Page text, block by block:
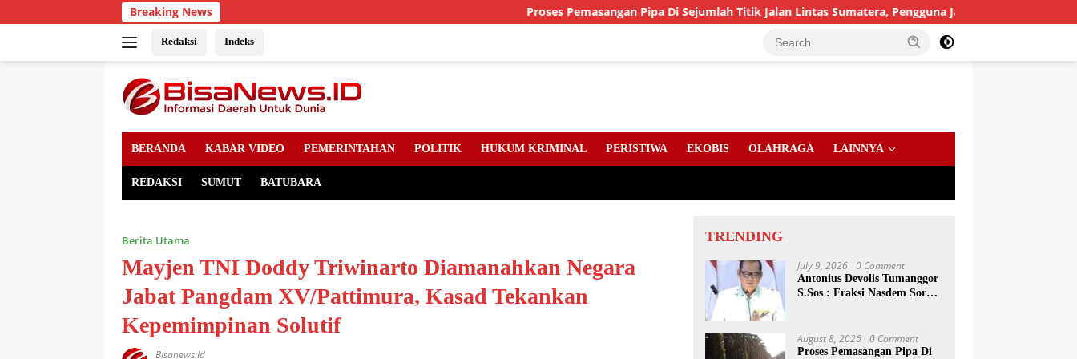
to
Breaking News Proses Pemasangan Pipa Di Sejumlah Titik Jalan Lintas Sumatera, Pengguna Jalan diimbau Untuk meningkatkan
Redaksi Indeks
BERANDA KABAR VIDEO PEMERINTAHAN POLITIK HUKUM KRIMINAL PERISTIWA EKOBIS OLAHRAGA LAINNYA
REDAKSI SUMUT BATUBARA
Berita Utama
Mayjen TNI Doddy Triwinarto Diamanahkan Negara
Jabat Pangdam XV/Pattimura, Kasad Tekankan
Kepemimpinan Solutif
Bisanews.id
TRENDING
July 9, 2026 0 Comment
Antonius Devolis Tumanggor
S.Sos : Fraksi Nasdem Soroti
August 8, 2026 0 Comment
Proses Pemasangan Pipa Di